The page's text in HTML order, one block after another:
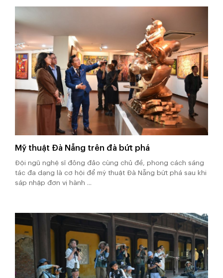
Mỹ thuật Đà Nẵng trên đà bứt phá
Đội ngũ nghệ sĩ đông đảo cùng chủ đề, phong cách sáng
tác đa dạng là cơ hội để mỹ thuật Đà Nẵng bứt phá sau khi
sáp nhập đơn vị hành ...